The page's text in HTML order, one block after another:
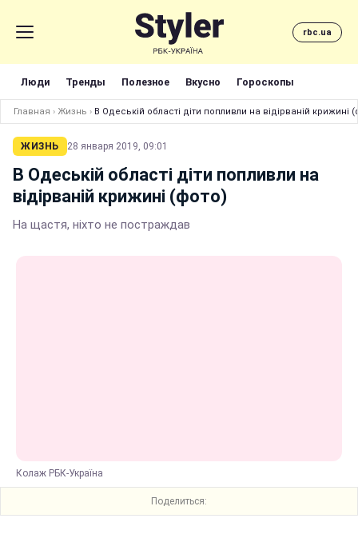
rbc.ua
Люди Тренды Полезное Вкусно Гороскопы
Главная › Жизнь › В Одеській області діти попливли на відірваній крижині
ЖИЗНЬ 28 января 2019, 09:01
В Одеській області діти попливли на
відірваній крижині (фото)
На щастя, ніхто не постраждав
Колаж РБК-Україна
Поделиться: